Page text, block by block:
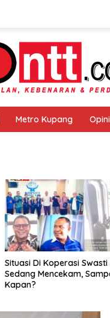
Metro Kupang Opini
Zona Nyaman